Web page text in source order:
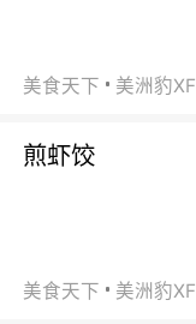
美食天下 美洲豹XF
煎虾饺
美食天下 美洲豹XF